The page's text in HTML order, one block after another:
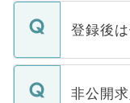
登録後
ご登録い
登録内容
非公開